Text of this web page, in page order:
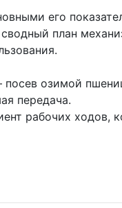
его
план
посев озимой
передача.
рабочих ходов,